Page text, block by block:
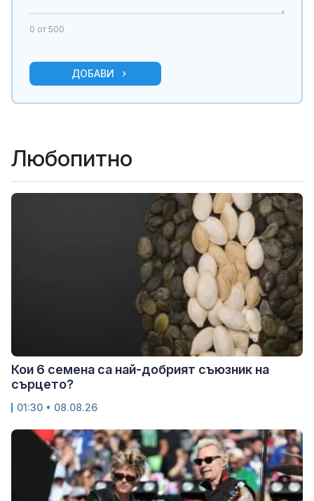
0 от 500
ДОБАВИ
Любопитно
Кои 6 семена са най-добрият съюзник на
сърцето?
01:30 • 08.08.26